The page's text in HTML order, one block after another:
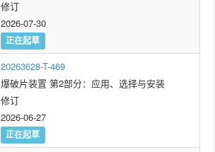
修订
2026-07-30
正在起草
20263628-T-469
爆破片装置 第2部分：应用、选择与安装
修订
2026-06-27
正在起草